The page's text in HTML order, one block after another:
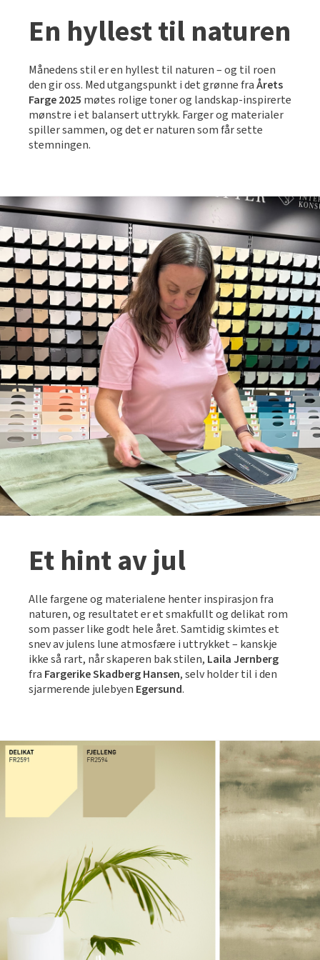
Populære beige farger
Farger til barnerom
Blåfarger
Kalkmaling
Finn din butikk
Kundeservice
Hjemlevering
Book interiørkonsulent
Bli inspirert av nye fargepaletter fra Årets Farge 2026!
Legge klikkvinyl
Legge laminat
Vår YouTube-kanal
Få hjelp
Kundeservice
Hjemlevering
Book interiørkonsulent
MÅNEDENS GULV I AUGUST:
Tarkett Shade Eik Soft Beige Parkett
Book interiørkonsulent
Hjemlevering
Book interiørkonsulent
Slik gjør du uteplassen klar – se tips og bli inspirert
Male vegg
Få hjelp
Finn din butikk
Book interiørkonsulent
Kundeservice
Book interiørkonsulent
En hyllest til naturen
Månedens stil er en hyllest til naturen – og til roen
den gir oss. Med utgangspunkt i det grønne fraÅrets
Farge 2025 møtes rolige toner og landskap-inspirerte
mønstre i et balansert uttrykk. Farger og materialer
spiller sammen, og det er naturen som får sette
stemningen.
Et hint av jul
Alle fargene og materialene henter inspirasjon fra
naturen, og resultatet er et smakfullt og delikat rom
som passer like godt hele året. Samtidig skimtes et
snev av julens lune atmosfære i uttrykket – kanskje
ikke så rart, når skaperen bak stilen, Laila Jernberg
fra Fargerike Skadberg Hansen, selv holder til i den
sjarmerende julebyen Egersund.